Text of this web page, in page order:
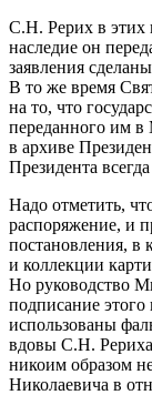
С.Н. Рерих в этих
наследие он
заявления
В то же время
на то, что
переданного им
в архиве
Президента
Надо отметить,
распоряжение, и
постановления, в
и коллекции
Но руководство
подписание
использованы
вдовы С.Н.
никоим образом
Николаевича в